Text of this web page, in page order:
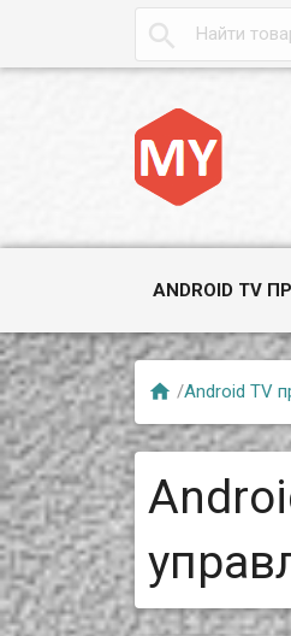

ANDROID TV
 /Android TV